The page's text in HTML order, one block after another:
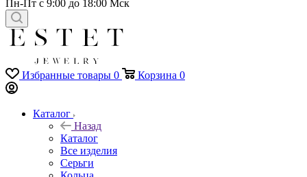
Пн-Пт с 9:00 до 18:00 Мск
Избранные товары 0 Корзина 0
Каталог
Назад
Каталог
Все изделия
Серьги